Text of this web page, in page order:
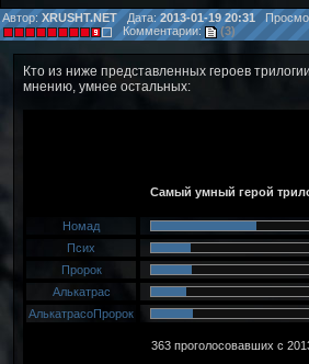
Автор: XRUSHT.NET Дата:2013-01-19 20:31
Комментарии:
(3)
Кто из ниже представленных героев
мнению, умнее остальных: